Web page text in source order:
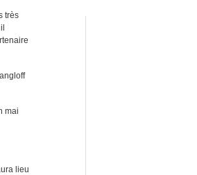
très
mai
lieu